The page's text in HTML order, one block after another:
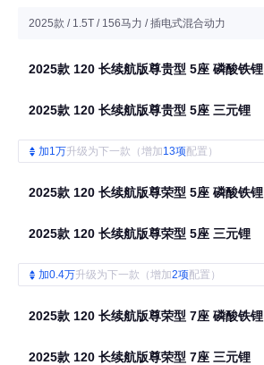
2025款 / 1.5T / 156马力 / 插电式混合动力
2025款 120 长续航版尊贵型 5座 磷酸铁锂
2025款 120 长续航版尊贵型 5座 三元锂
加1万升级为下一款（增加13项配置）
2025款 120 长续航版尊荣型 5座 磷酸铁锂
2025款 120 长续航版尊荣型 5座 三元锂
加0.4万升级为下一款（增加2项配置）
2025款 120 长续航版尊荣型 7座 磷酸铁锂
2025款 120 长续航版尊荣型 7座 三元锂